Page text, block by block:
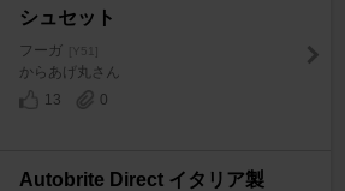
シュセット
フーガ [Y51]
からあげ丸さん
13
0
Autobrite Direct イタリア製